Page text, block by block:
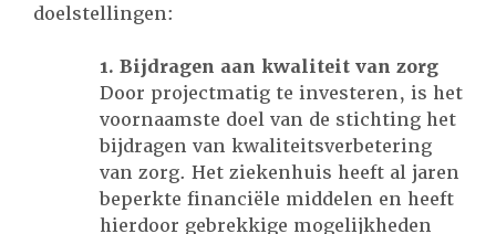
doelstellingen:
1. Bijdragen aan kwaliteit van zorg
Door projectmatig te investeren, is het
voornaamste doel van de stichting het
bijdragen van kwaliteitsverbetering
van zorg. Het ziekenhuis heeft al jaren
beperkte financiële middelen en heeft
hierdoor gebrekkige mogelijkheden